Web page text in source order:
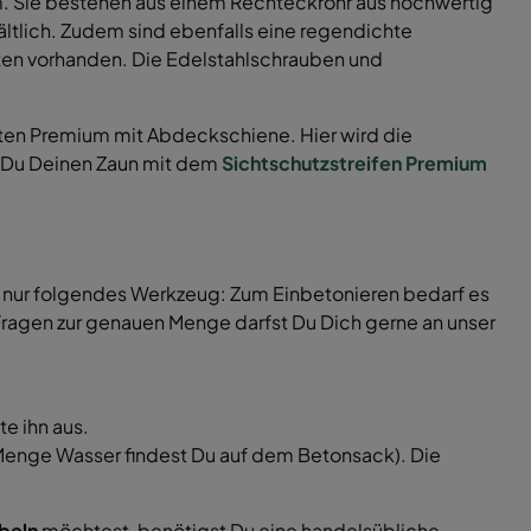
Zudem sind ebenfalls eine regendichte
vorhanden. Die Edelstahlschrauben und
Premium mit Abdeckschiene. Hier wird die
Deinen Zaun mit dem Sichtschutzstreifen Premium
folgendes Werkzeug: Zum Einbetonieren bedarf es
zur genauen Menge darfst Du Dich gerne an unser
ihn aus.
Wasser findest Du auf dem Betonsack). Die